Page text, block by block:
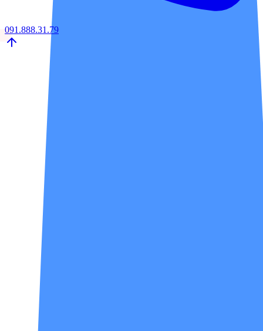
091.888.31.79